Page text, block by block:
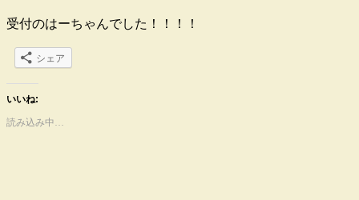
受付のはーちゃんでした！！！！
シェア
いいね:
読み込み中…